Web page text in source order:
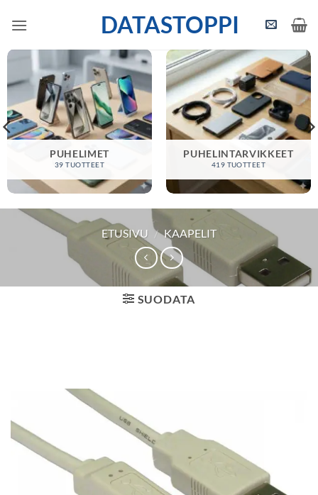
DATASTOPPI
PUHELIMET
39 TUOTTEET
PUHELINTARVIKKEET
419 TUOTTEET
ETUSIVU / KAAPELIT
SUODATA